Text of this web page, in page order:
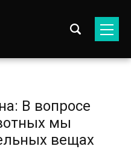
В вопросе
мы
вещах